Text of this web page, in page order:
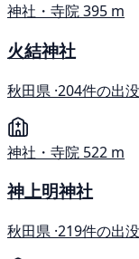
神社・寺院395 m
火結神社
秋田県 ·204件の出没
神社・寺院 522 m
神上明神社
秋田県 ·219件の出没